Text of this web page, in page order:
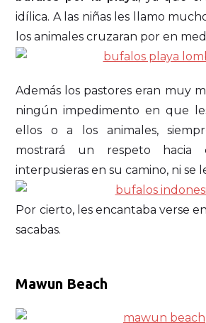
idílica. A las niñas les llamo
los animales cruzaran por en
Además los pastores eran muy
ningún impedimento en que
ellos o a los animales,
mostrará un respeto
interpusieras en su camino, ni se
Por cierto, les encantaba verse
sacabas.
Mawun Beach